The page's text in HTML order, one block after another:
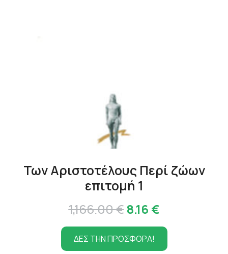
Των Αριστοτέλους Περί ζώων
επιτομή 1
1,166.00€Original
price
was:
8.16 €Η
τρέχουσα
τιμή
ΔΕΣ ΤΗΝ ΠΡΟΣΦΟΡΑ!